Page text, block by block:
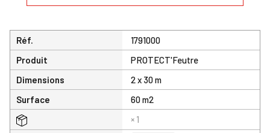
Réf.
1791000
Produit
PROTECT'Feutre
Dimensions
2 x 30 m
Surface
60 m2
× 1